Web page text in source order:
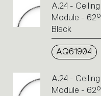
A.24 -
Module -
Black
AQ61904
A.24 -
Module -